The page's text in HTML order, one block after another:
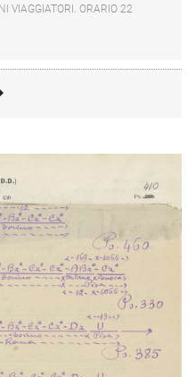
VIAGGIATORI. ORARIO 22